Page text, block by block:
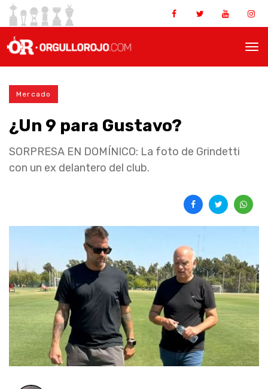
Mercado
¿Un 9 para Gustavo?
SORPRESA EN DOMÍNICO: La foto de Grindetti
con un ex delantero del club.